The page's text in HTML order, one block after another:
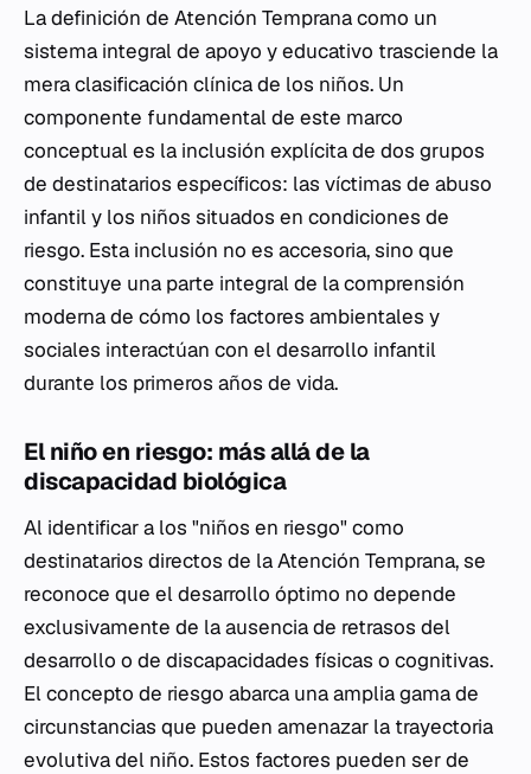
La definición de Atención Temprana como un
sistema integral de apoyo y educativo trasciende la
mera clasificación clínica de los niños. Un
componente fundamental de este marco
conceptual es la inclusión explícita de dos grupos
de destinatarios específicos: las víctimas de abuso
infantil y los niños situados en condiciones de
riesgo. Esta inclusión no es accesoria, sino que
constituye una parte integral de la comprensión
moderna de cómo los factores ambientales y
sociales interactúan con el desarrollo infantil
durante los primeros años de vida.
El niño en riesgo: más allá de la
discapacidad biológica
Al identificar a los "niños en riesgo" como
destinatarios directos de la Atención Temprana, se
reconoce que el desarrollo óptimo no depende
exclusivamente de la ausencia de retrasos del
desarrollo o de discapacidades físicas o cognitivas.
El concepto de riesgo abarca una amplia gama de
circunstancias que pueden amenazar la trayectoria
evolutiva del niño. Estos factores pueden ser de